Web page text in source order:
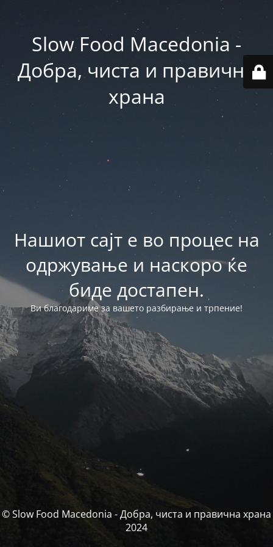
Slow Food Macedonia -
Добра, чиста и правична
храна
Нашиот сајт е во процес на
одржување и наскоро ќе
биде достапен.
Ви благодариме за вашето разбирање и трпение!
© Slow Food Macedonia - Добра, чиста и правична храна
2024